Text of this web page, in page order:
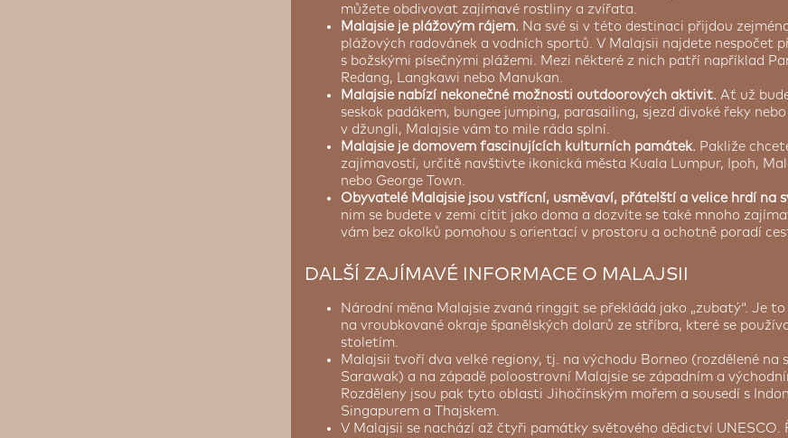
můžete obdivovat zajímavé rostliny a zvířata.
Malajsie je plážovým rájem. Na své si v této destinaci přijdou
plážových radovánek a vodních sportů. V Malajsii najdete nespočet
s božskými písečnými plážemi. Mezi některé z nich patří například
Redang, Langkawi nebo Manukan.
Malajsie nabízí nekonečné možnosti outdoorových aktivit. Ať už
seskok padákem, bungee jumping, parasailing, sjezd divoké řeky
v džungli, Malajsie vám to mile ráda splní.
Malajsie je domovem fascinujících kulturních památek. Pakliže
zajímavostí, určitě navštivte ikonická města Kuala Lumpur, Ipoh,
nebo George Town.
Obyvatelé Malajsie jsou vstřícní, usměvaví, přátelští a velice hrdí na
nim se budete v zemi cítit jako doma a dozvíte se také mnoho
vám bez okolků pomohou s orientací v prostoru a ochotně poradí
DALŠÍ ZAJÍMAVÉ INFORMACE O MALAJSII
Národní měna Malajsie zvaná ringgit se překládá jako „zubatý“. Je
na vroubkované okraje španělských dolarů ze stříbra, které se
stoletím.
Malajsii tvoří dva velké regiony, tj. na východu Borneo (rozdělené na
Sarawak) a na západě poloostrovní Malajsie se západním a
Rozděleny jsou pak tyto oblasti Jihočínským mořem a sousedí s
Singapurem a Thajskem.
V Malajsii se nachází až čtyři památky světového dědictví UNESCO.